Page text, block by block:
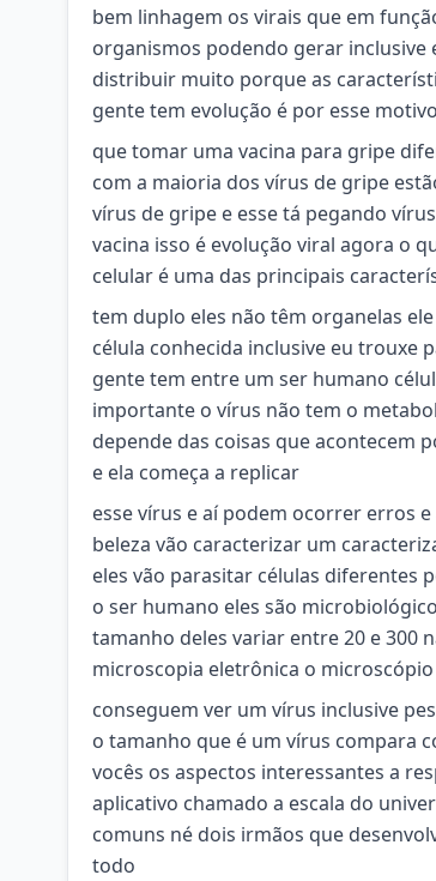
bem linhagem os virais que em
organismos podendo gerar inclusive
distribuir muito porque as
gente tem evolução é por esse
que tomar uma vacina para gripe
com a maioria dos vírus de gripe
vírus de gripe e esse tá pegando
vacina isso é evolução viral agora o
celular é uma das principais
tem duplo eles não têm organelas
célula conhecida inclusive eu trouxe
gente tem entre um ser humano
importante o vírus não tem o
depende das coisas que acontecem
e ela começa a replicar
esse vírus e aí podem ocorrer erros
beleza vão caracterizar um
eles vão parasitar células diferentes
o ser humano eles são
tamanho deles variar entre 20 e 300
microscopia eletrônica o
conseguem ver um vírus inclusive
o tamanho que é um vírus compara
vocês os aspectos interessantes a
aplicativo chamado a escala do
comuns né dois irmãos que
todo